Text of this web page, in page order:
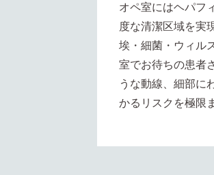
オペ室にはヘパフ
度な清潔区域を実
埃・細菌・ウィル
室でお待ちの患者
うな動線、細部に
かるリスクを極限